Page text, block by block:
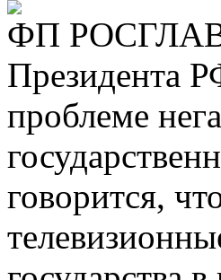
ФП
Президента
проблеме
говорится,